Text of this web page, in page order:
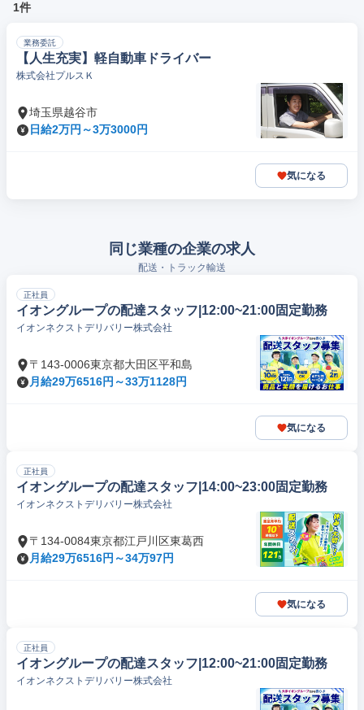
1件
業務委託
【人生充実】軽自動車ドライバー
株式会社プルスＫ
埼玉県越谷市
日給2万円～3万3000円
気になる
同じ業種の企業の求人
配送・トラック輸送
正社員
イオングループの配達スタッフ|12:00~21:00固定勤務
イオンネクストデリバリー株式会社
〒143-0006東京都大田区平和島
月給29万6516円～33万1128円
気になる
正社員
イオングループの配達スタッフ|14:00~23:00固定勤務
イオンネクストデリバリー株式会社
〒134-0084東京都江戸川区東葛西
月給29万6516円～34万97円
気になる
正社員
イオングループの配達スタッフ|12:00~21:00固定勤務
イオンネクストデリバリー株式会社